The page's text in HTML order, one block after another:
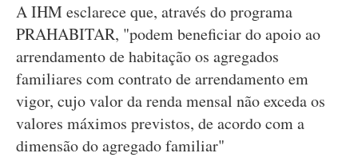
A IHM esclarece que, através do programa
PRAHABITAR, "podem beneficiar do apoio ao
arrendamento de habitação os agregados
familiares com contrato de arrendamento em
vigor, cujo valor da renda mensal não exceda os
valores máximos previstos, de acordo com a
dimensão do agregado familiar"